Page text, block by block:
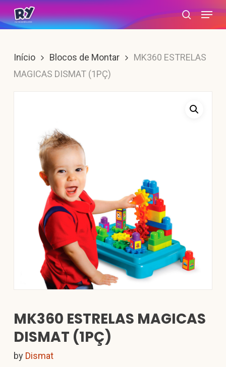
Skip
to
content
search
Menu
Início Blocos de Montar
MK360 ESTRELAS
MAGICAS DISMAT (1PÇ)
MK360 ESTRELAS MAGICAS
DISMAT (1PÇ)
by Dismat